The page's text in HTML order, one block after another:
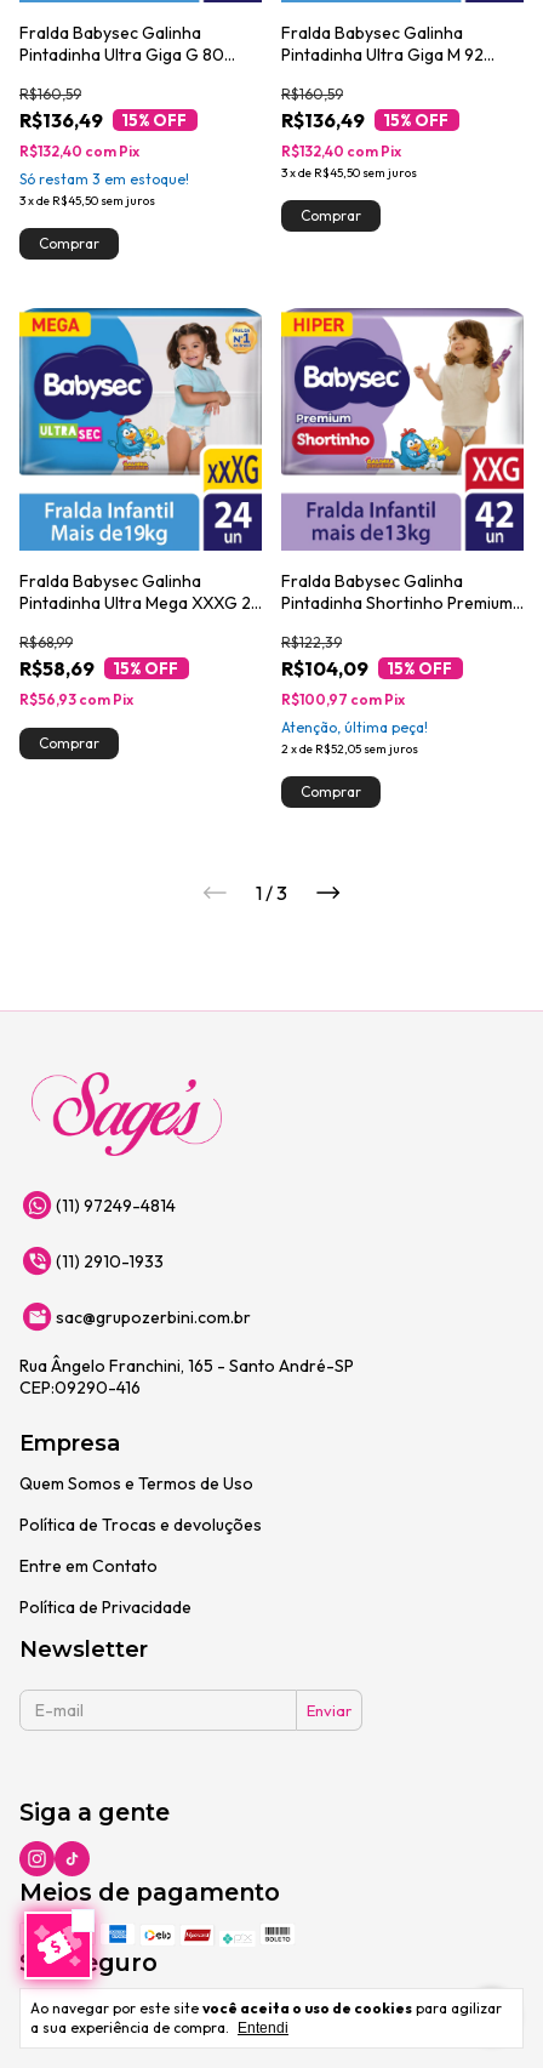
Ao navegar por este site você aceita o uso de cookies para agilizar
a sua experiência de compra.
Entendi
Fralda Babysec Galinha
Pintadinha Ultra Giga G 80
R$136,49
R$160,59
15% OFF
3xde R$45,50 sem juros
R$132,40 com Pix
Só restam 3 em estoque!
Fralda Babysec Galinha
Pintadinha Ultra Giga M 92
R$136,49
R$160,59
15% OFF
3xde R$45,50 sem juros
R$132,40 com Pix
Fralda Babysec Galinha
Pintadinha Ultra Mega XXXG 24
R$58,69
R$68,99
15% OFF
R$56,93 com Pix
Fralda Babysec Galinha
Pintadinha Shortinho Premium
R$104,09
R$122,39
15% OFF
2xde R$52,05 sem juros
R$100,97 com Pix
Atenção, última peça!
1/3
(11) 97249-4814
(11) 2910-1933
sac@grupozerbini.com.br
Rua Ângelo Franchini, 165 - Santo André-SP
CEP:09290-416
Empresa
Quem Somos e Termos de Uso
Política de Trocas e devoluções
Entre em Contato
Política de Privacidade
Newsletter
Siga a gente
Meios de pagamento
Site seguro